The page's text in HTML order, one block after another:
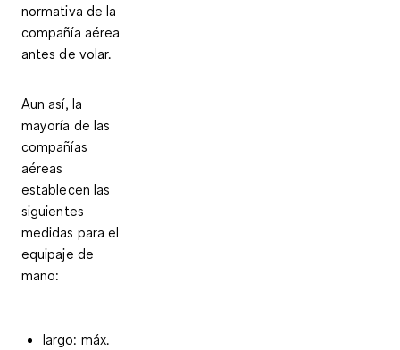
normativa de la
compañía aérea
antes de volar.
Aun así, la
mayoría de las
compañías
aéreas
establecen las
siguientes
medidas para el
equipaje de
mano:
largo: máx.